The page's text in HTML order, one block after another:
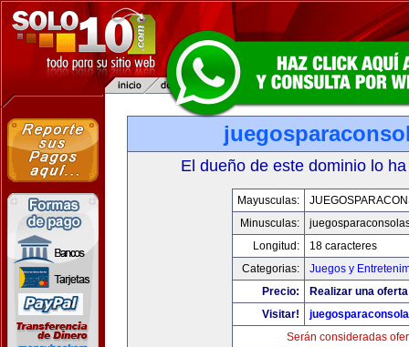
El dueño de este dominio lo
Mayusculas:
Minusculas:
Longitud:
18 caracteres
Categorias:
Juegos y
Precio:
Realizar una
Visitar!
Serán consideradas